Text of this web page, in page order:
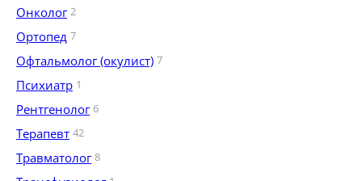
Онколог 2
Ортопед 7
Офтальмолог (окулист) 7
Психиатр 1
Рентгенолог 6
Терапевт 42
Травматолог 8